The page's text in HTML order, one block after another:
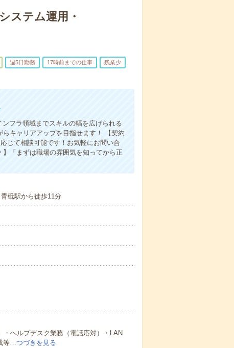
ステム運用・
週5日勤務 17時前までの仕事 残業少
フラ領域までスキルの幅を広げられる
キャリアアップを目指せます！ 【契約
じて相談可能です！お気軽にお問い合
「まずは職場の雰囲気を知ってから正
砥駅から徒歩11分
ヘルプデスク業務（電話応対）・LAN
等… つづきを見る